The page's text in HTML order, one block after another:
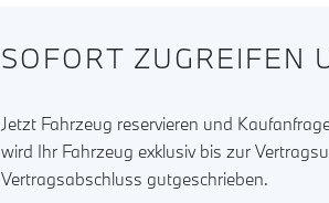
SOFORT ZUGREIFEN
Jetzt Fahrzeug reservieren und
wird Ihr Fahrzeug exklusiv bis zur
Vertragsabschluss gutgeschrieben.